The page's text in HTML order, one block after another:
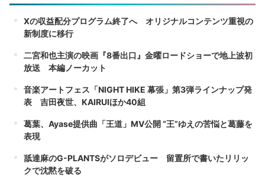
Xの収益配分プログラム終了へ オリジナルコンテンツ重視の
新制度に移行
二宮和也主演の映画『8番出口』金曜ロードショーで地上波初
放送 本編ノーカット
音楽アートフェス「NIGHT HIKE 幕張」第3弾ラインナップ発
表 吉田夜世、KAIRUIほか40組
葛葉、Ayase提供曲「王道」MV公開 “王”ゆえの苦悩と葛藤を
表現
舐達麻のG-PLANTSがソロデビュー 留置所で書いたリリッ
クで沈黙を破る